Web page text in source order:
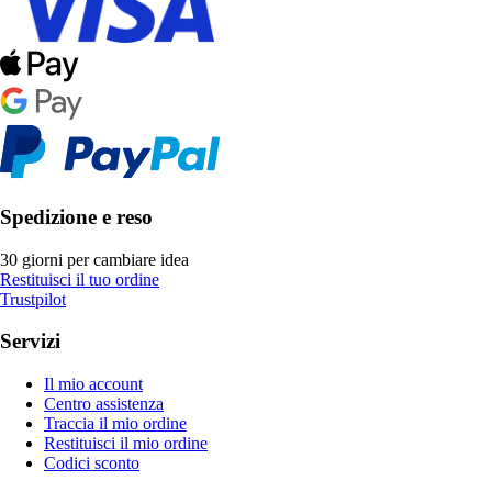
Spedizione e reso
30 giorni per cambiare idea
Restituisci il tuo ordine
Trustpilot
Servizi
Il mio account
Centro assistenza
Traccia il mio ordine
Restituisci il mio ordine
Codici sconto